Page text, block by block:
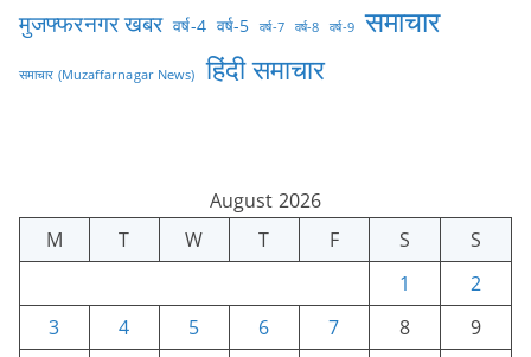
मुजफ्फरनगर खबर वर्ष-4 वर्ष-5 वर्ष-7 वर्ष-8 वर्ष-9 समाचार
समाचार (Muzaffarnagar News) हिंदी समाचार
August 2026
M
T W T F S
S
1
2
3
4 5 6 7 8
9